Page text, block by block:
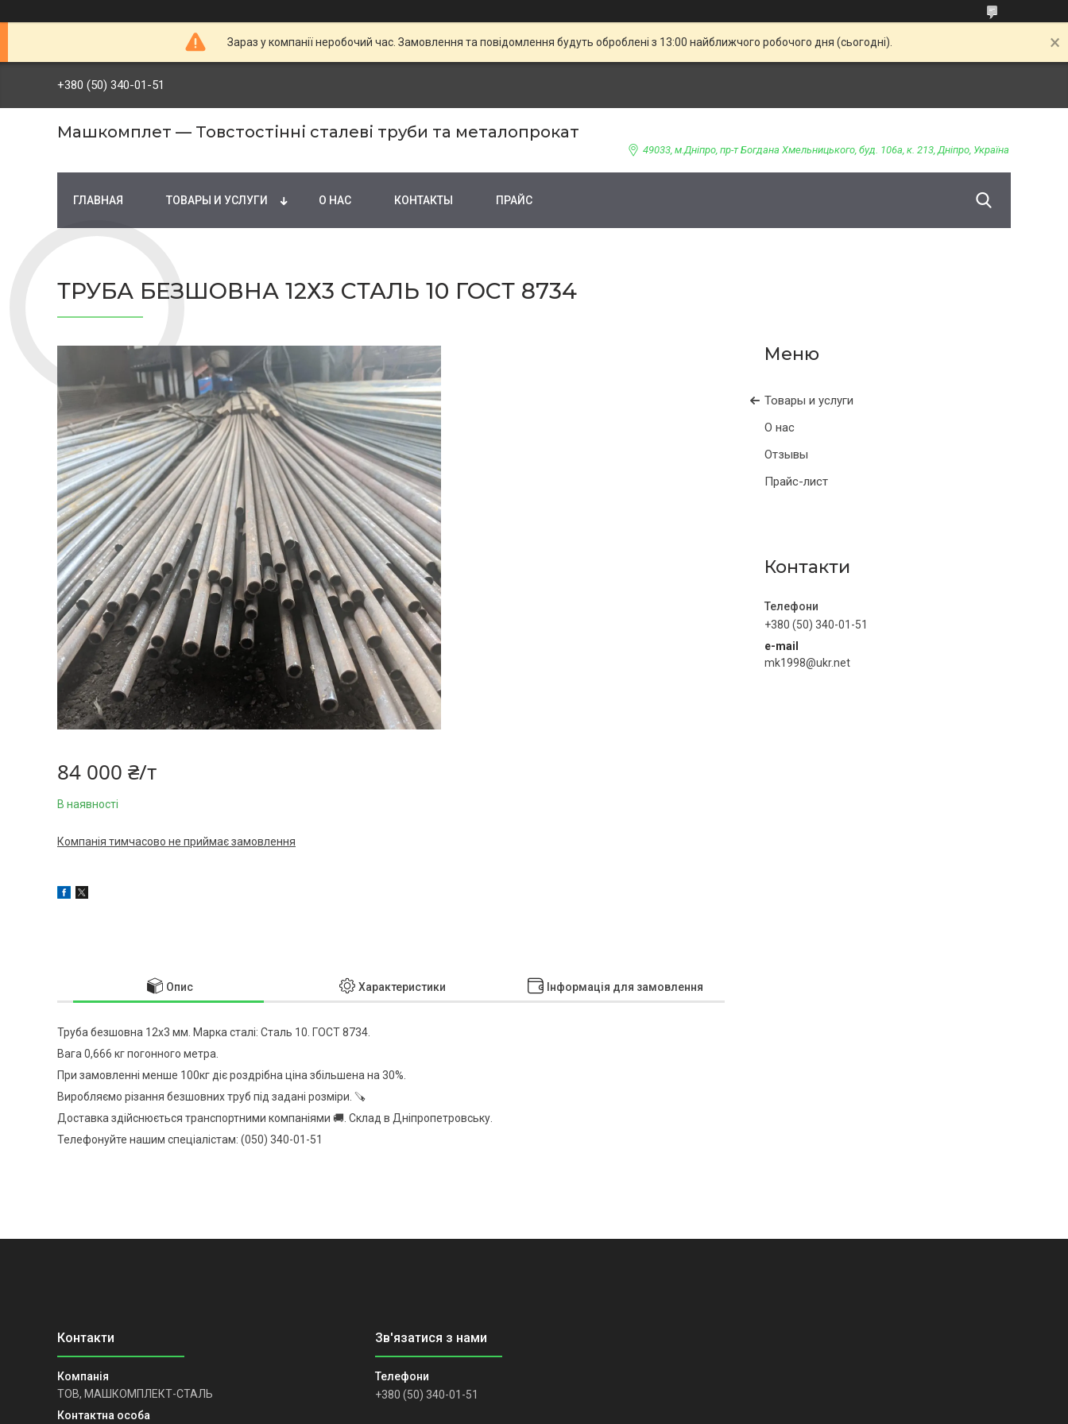
Зараз у компанії неробочий час. Замовлення та повідомлення будуть оброблені з 13:00 найближчого робочого дня (сьогодні).
+380 (50) 340-01-51
Машкомплет — Товстостінні сталеві труби та металопрокат
49033, м.Дніпро, пр-т Богдана Хмельницького, буд. 106а, к. 213, Дніпро, Україна
ГЛАВНАЯ ТОВАРЫ И УСЛУГИ О НАС КОНТАКТЫ ПРАЙС
ТРУБА БЕЗШОВНА 12Х3 СТАЛЬ 10 ГОСТ 8734
Товары и услуги
О нас
Отзывы
Прайс-лист
Контакти
+380 (50) 340-01-51
e-mail
mk1998@ukr.net
84 000 ₴/т
В наявності
Компанія тимчасово не приймає замовлення
Опис Характеристики Інформація для замовлення
Труба безшовна 12x3 мм. Марка сталі: Сталь 10. ГОСТ 8734.
Вага 0,666 кг погонного метра.
При замовленні менше 100кг діє роздрібна ціна збільшена на 30%.
Виробляємо різання безшовних труб під задані розміри. 🪚
Доставка здійснюється транспортними компаніями 🚚. Склад в Дніпропетровську.
Телефонуйте нашим спеціалістам: (050) 340-01-51
ТОВ, МАШКОМПЛЕКТ-СТАЛЬ +380 (50) 340-01-51